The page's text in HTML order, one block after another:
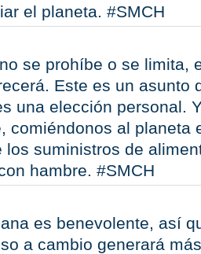
el planeta. #SMCH
se prohíbe o se limita,
Este es un asunto
una elección personal.
comiéndonos al planeta
los suministros de
hambre. #SMCH
es benevolente, así
a cambio generará